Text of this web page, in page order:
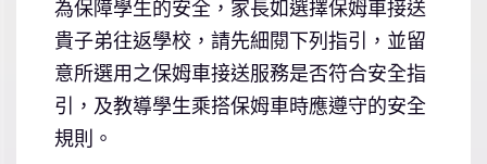
為保障學生的安全，家長如選擇保姆車接送
貴子弟往返學校，請先細閱下列指引，並留
意所選用之保姆車接送服務是否符合安全指
引，及教導學生乘搭保姆車時應遵守的安全
規則。